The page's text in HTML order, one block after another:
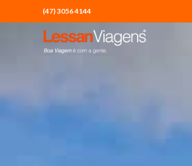
(47) 3056 4144